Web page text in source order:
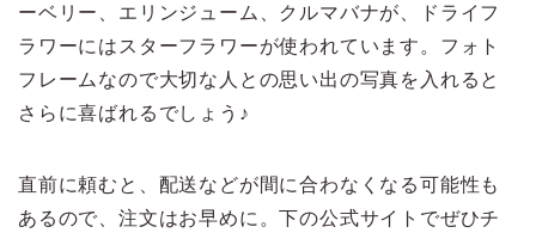
ーベリー、エリンジューム、クルマバナが、ドライフ
ラワーにはスターフラワーが使われています。フォト
フレームなので大切な人との思い出の写真を入れると
さらに喜ばれるでしょう♪
直前に頼むと、配送などが間に合わなくなる可能性も
あるので、注文はお早めに。下の公式サイトでぜひチ